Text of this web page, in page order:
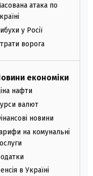
атака по
у Росії
ворога
економіки
нафти
валют
новини
на комунальні
в Україні